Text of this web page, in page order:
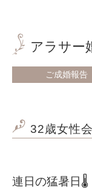
アラサー
ご成婚報告
32歳女性
連日の猛暑日🌡️